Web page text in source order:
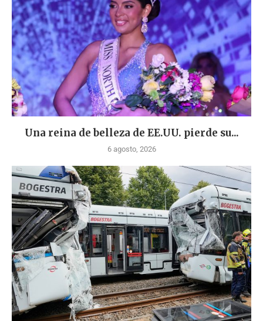
Una reina de belleza de EE.UU. pierde su...
6 agosto, 2026